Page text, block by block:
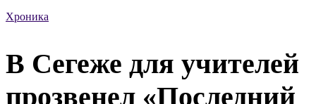
Хроника
В Сегеже для учителей
прозвенел «Последний